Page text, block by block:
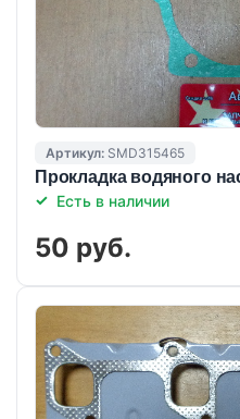
Артикул: SMD315465
Прокладка водяного
Есть в наличии
50 руб.